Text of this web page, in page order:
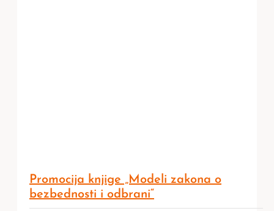
Promocija knjige „Modeli zakona o
bezbednosti i odbrani“